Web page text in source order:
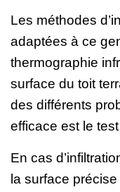
Les méthodes
adaptées à ce
thermographie
surface du toit
des différents
efficace est le
En cas
la surface